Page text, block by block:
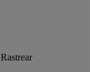
Rastrear